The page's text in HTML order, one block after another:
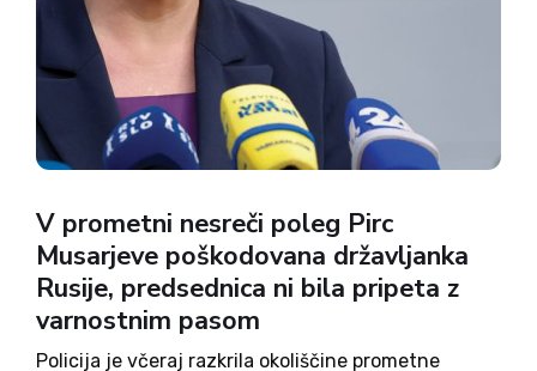
V prometni nesreči poleg Pirc
Musarjeve poškodovana državljanka
Rusije, predsednica ni bila pripeta z
varnostnim pasom
Policija je včeraj razkrila okoliščine prometne